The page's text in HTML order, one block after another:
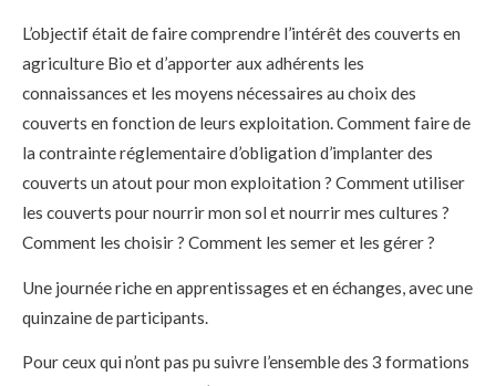
L’objectif était de faire comprendre l’intérêt des couverts en
agriculture Bio et d’apporter aux adhérents les
connaissances et les moyens nécessaires au choix des
couverts en fonction de leurs exploitation. Comment faire de
la contrainte réglementaire d’obligation d’implanter des
couverts un atout pour mon exploitation ? Comment utiliser
les couverts pour nourrir mon sol et nourrir mes cultures ?
Comment les choisir ? Comment les semer et les gérer ?
Une journée riche en apprentissages et en échanges, avec une
quinzaine de participants.
Pour ceux qui n’ont pas pu suivre l’ensemble des 3 formations